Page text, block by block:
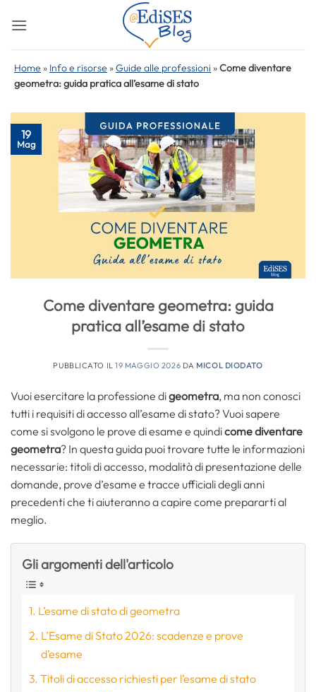
Home » Info e risorse »Guide alle professioni »Come diventare
geometra: guida pratica all’esame di stato
19
Mag
Come diventare geometra: guida
pratica all’esame di stato
PUBBLICATO IL19 MAGGIO 2026 DA MICOL DIODATO
Vuoi esercitare la professione digeometra, ma non conosci
tutti i requisiti di accesso all’esame di stato? Vuoi sapere
come si svolgono le prove di esame e quindicome diventare
geometra? In questa guida puoi trovare tutte le informazioni
necessarie: titoli di accesso, modalità di presentazione delle
domande, prove d’esame e tracce ufficiali degli anni
precedenti che ti aiuteranno a capire come prepararti al
meglio.
Gli argomenti dell'articolo
L’esame di stato di geometra
L’Esame di Stato 2026: scadenze e prove
d’esame
Titoli di accesso richiesti per l’esame di stato